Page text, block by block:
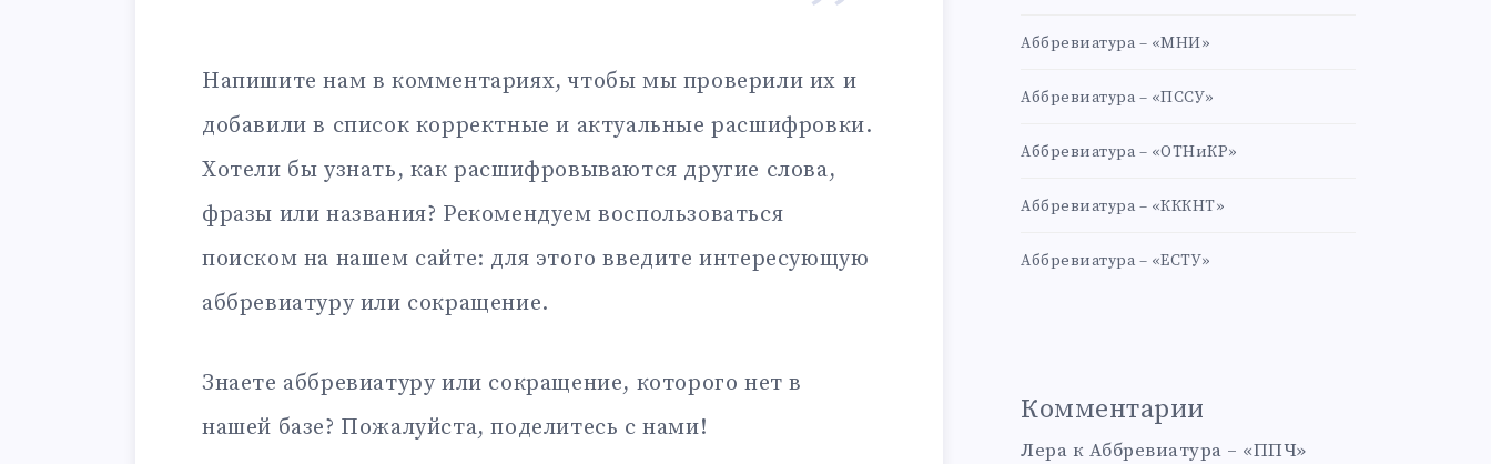
Напишите нам в комментариях, чтобы мы проверили их и
добавили в список корректные и актуальные расшифровки.
Хотели бы узнать, как расшифровываются другие слова,
фразы или названия? Рекомендуем воспользоваться
поиском на нашем сайте: для этого введите интересующую
аббревиатуру или сокращение.
Знаете аббревиатуру или сокращение, которого нет в
нашей базе? Пожалуйста, поделитесь с нами!
Аббревиатура – «МНИ»
Аббревиатура – «ПССУ»
Аббревиатура – «ОТНиКР»
Аббревиатура – «КККНТ»
Аббревиатура – «ЕСТУ»
Комментарии
Лера к Аббревиатура – «ППЧ»